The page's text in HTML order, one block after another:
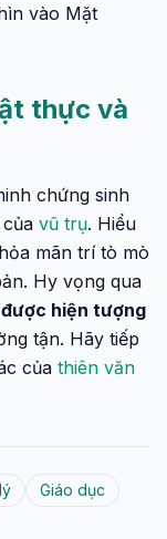
vào Mặt
thực và
chứng sinh
vũ trụ. Hiểu
mãn trí tò mò
Hy vọng qua
hiện tượng
tận. Hãy tiếp
của thiên văn
Giáo dục